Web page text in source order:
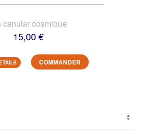
canular cosmique
15,00 €
COMMANDER